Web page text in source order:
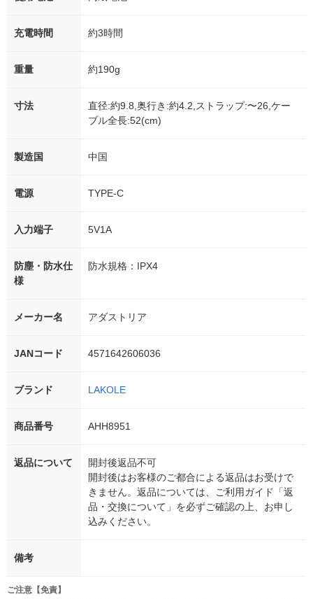
充電時間 約3時間
重量 約190g
寸法
直径:約9.8,奥行き:約4.2,ストラップ:〜26,ケー
ブル全長:52(cm)
製造国 中国
電源 TYPE-C
入力端子 5V1A
防塵・防水仕
様
防水規格：IPX4
メーカー名 アダストリア
JANコード 4571642606036
ブランド LAKOLE
商品番号 AHH8951
返品について
開封後返品不可
開封後はお客様のご都合による返品はお受けで
きません。返品については、ご利用ガイド「返
品・交換について」を必ずご確認の上、お申し
込みください。
備考
ご注意【免責】